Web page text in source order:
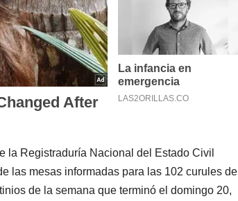
la Registraduría Nacional del Estado Civil
las mesas informadas para las 102 curules del
de la semana que terminó el domingo 20,